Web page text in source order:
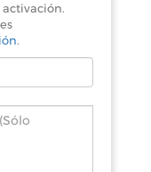
activación.
.